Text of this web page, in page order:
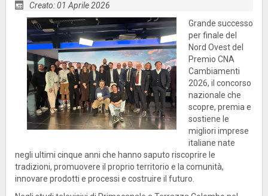
Creato: 01 Aprile 2026
Grande successo
per finale del
Nord Ovest del
Premio CNA
Cambiamenti
2026, il concorso
nazionale che
scopre, premia e
sostiene le
migliori imprese
italiane nate
negli ultimi cinque anni che hanno saputo riscoprire le
tradizioni, promuovere il proprio territorio e la comunità,
innovare prodotti e processi e costruire il futuro.